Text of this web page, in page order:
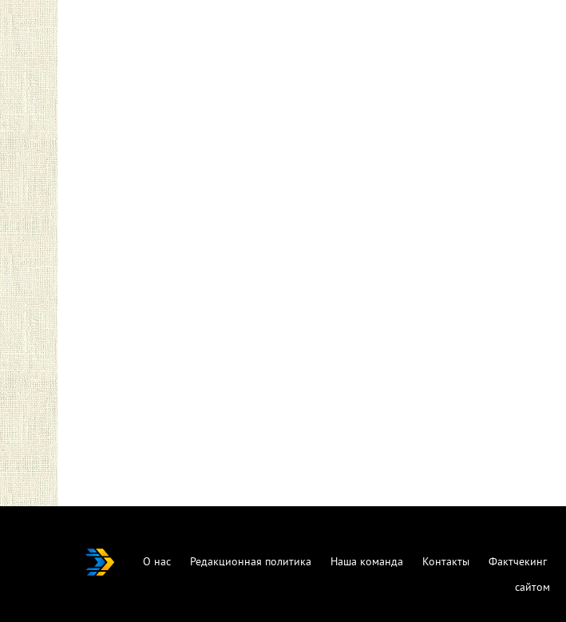
О нас Редакционная политика Наша команда Контакты Фактчекинг
сайтом